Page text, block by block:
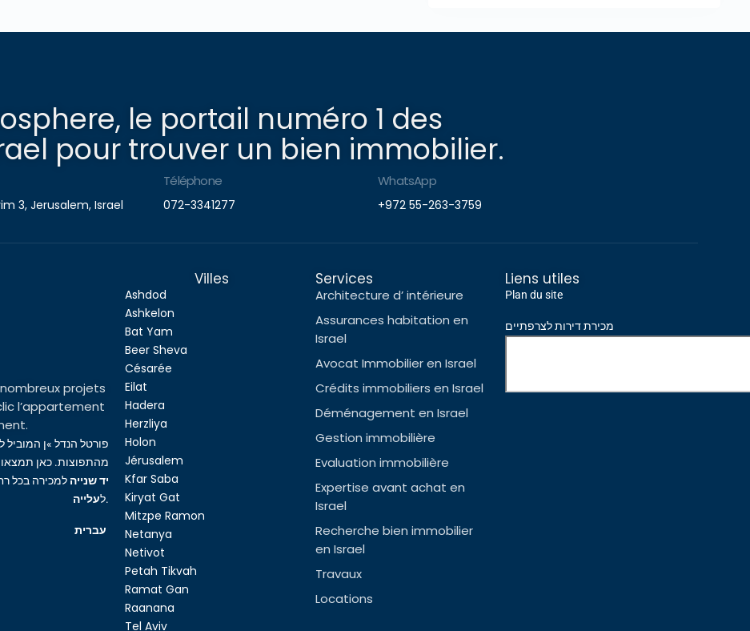
le portail numéro 1 des
pour trouver un bien immobilier.
3, Jerusalem, Israel
Téléphone
072-3341277
WhatsApp
+972 55-263-3759
projets
l’appartement
פורטל הנדל »ן המוביל
מהתפוצות. כאן תמצאו
יד שנייה למכירה בכל
לעלייה .
Villes
Ashdod
Ashkelon
Bat Yam
Beer Sheva
Césarée
Eilat
Hadera
Herzliya
Holon
Jérusalem
Kfar Saba
Kiryat Gat
Mitzpe Ramon
Netanya
Netivot
Petah Tikvah
Ramat Gan
Raanana
Tel Aviv
Services
Architecture d’ intérieure
Assurances habitation en
Israel
Avocat Immobilier en Israel
Crédits immobiliers en Israel
Déménagement en Israel
Gestion immobilière
Evaluation immobilière
Expertise avant achat en
Israel
Recherche bien immobilier
en Israel
Travaux
Locations
Liens utiles
Plan du site
מכירת דירות לצרפתיים